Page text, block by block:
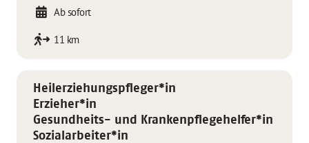
Ab sofort
11 km
Heilerziehungspfleger*in
Erzieher*in
Gesundheits- und Krankenpflegehelfer*in
Sozialarbeiter*in